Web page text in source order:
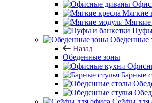
Мягкие
Мягкие
Пуфы
Обеденные
Назад
Обеденные зоны
Барные
Сейфы для